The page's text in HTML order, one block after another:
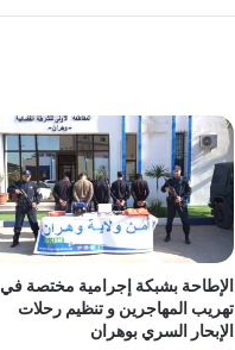
الإطاحة بشبكة إجرامية مختصة في
تهريب المهاجرين و تنظيم رحلات
الإبحار السري بوهران